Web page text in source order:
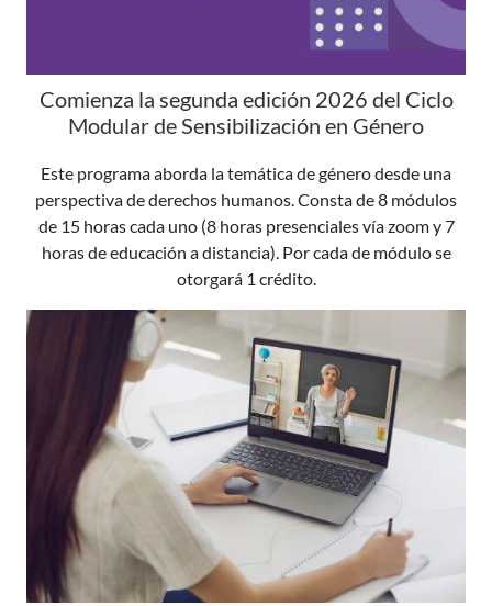
Comienza la segunda edición 2026 del Ciclo
Modular de Sensibilización en Género
Este programa aborda la temática de género desde una
perspectiva de derechos humanos. Consta de 8 módulos
de 15 horas cada uno (8 horas presenciales vía zoom y 7
horas de educación a distancia). Por cada de módulo se
otorgará 1 crédito.